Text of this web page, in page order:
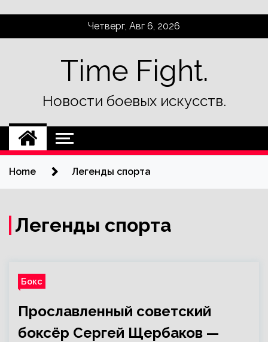
Четверг, Авг 6, 2026
Time Fight.
Новости боевых искусств.
Home Легенды спорта
Легенды спорта
Бокс
Прославленный советский
боксёр Сергей Щербаков —